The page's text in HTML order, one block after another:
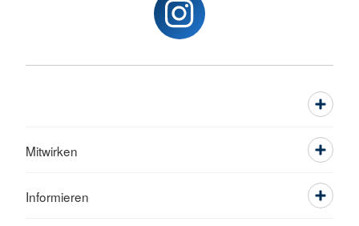
Mitwirken
Informieren